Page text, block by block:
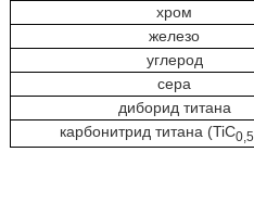
хром
железо
углерод
сера
диборид титана
карбонитрид титана (TiC0,5